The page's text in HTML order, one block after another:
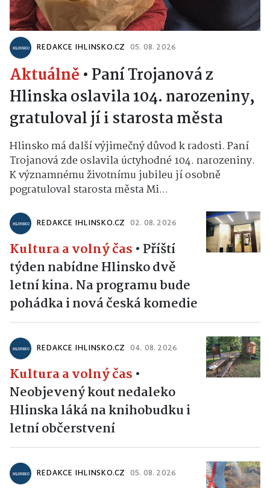
REDAKCE IHLINSKO.CZ 05. 08. 2026
Aktuálně • Paní Trojanová z
Hlinska oslavila 104. narozeniny,
gratuloval jí i starosta města
Hlinsko má další výjimečný důvod k radosti. Paní
Trojanová zde oslavila úctyhodné 104. narozeniny.
K významnému životnímu jubileu jí osobně
pogratuloval starosta města Mi...
REDAKCE IHLINSKO.CZ 02. 08. 2026
Kultura a volný čas • Příští
týden nabídne Hlinsko dvě
letní kina. Na programu bude
pohádka i nová česká komedie
REDAKCE IHLINSKO.CZ 04. 08. 2026
Kultura a volný čas •
Neobjevený kout nedaleko
Hlinska láká na knihobudku i
letní občerstvení
REDAKCE IHLINSKO.CZ 05. 08. 2026